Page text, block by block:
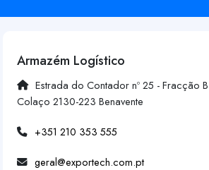
Armazém Logístico
Estrada do Contador nº 25 - Fracção
Colaço 2130-223 Benavente
+351 210 353 555
geral@exportech.com.pt